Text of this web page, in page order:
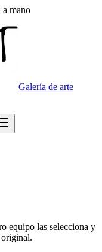
a mano
Galería de arte
equipo las selecciona y